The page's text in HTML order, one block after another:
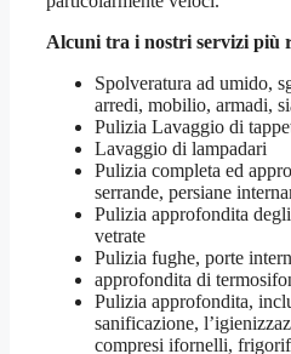
Alcuni tra i nostri servizi più
Spolveratura ad umido,
arredi, mobilio, armadi,
Pulizia Lavaggio di
Lavaggio di lampadari
Pulizia completa ed
serrande, persiane
Pulizia approfondita
vetrate
Pulizia fughe, porte
approfondita di
Pulizia approfondita,
sanificazione,
compresi ifornelli,